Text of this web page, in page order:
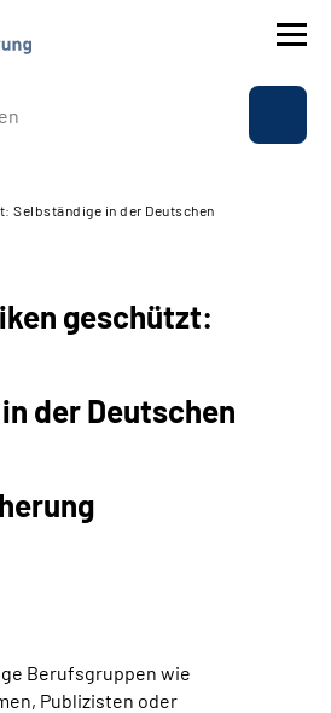
Selbständige in der Deutschen
geschützt:
der Deutschen
Berufsgruppen wie
Publizisten oder